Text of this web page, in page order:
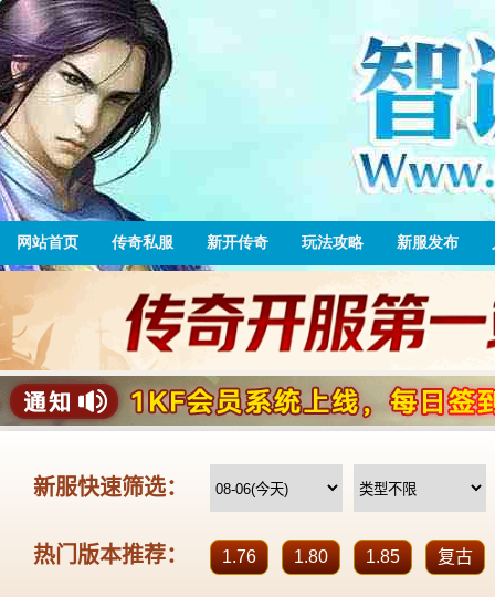
网站首页 传奇私服 新开传奇 玩法攻略 新服发布